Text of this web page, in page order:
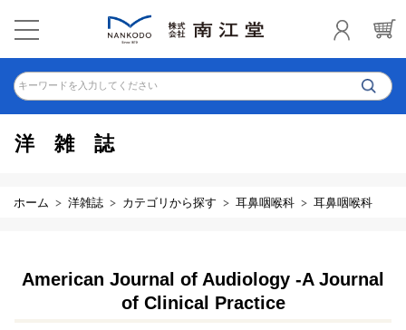
キーワードを入力してください
洋雑誌
ホーム 洋雑誌 カテゴリから探す 耳鼻咽喉科 耳鼻咽喉科
American Journal of Audiology -A Journal
of Clinical Practice